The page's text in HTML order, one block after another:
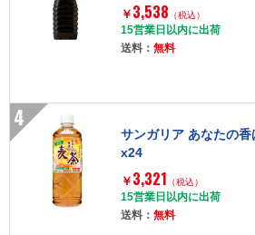
￥ 3,538 （税込）
15営業日以内に出荷
送料：無料
4
サンガリア あなたの
x24
￥ 3,321 （税込）
15営業日以内に出荷
送料：無料